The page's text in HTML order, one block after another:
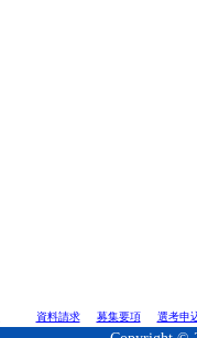
資料請求 募集要項 選考申